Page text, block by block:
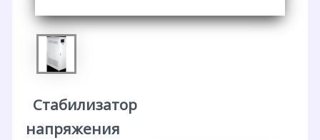
Стабилизатор
напряжения